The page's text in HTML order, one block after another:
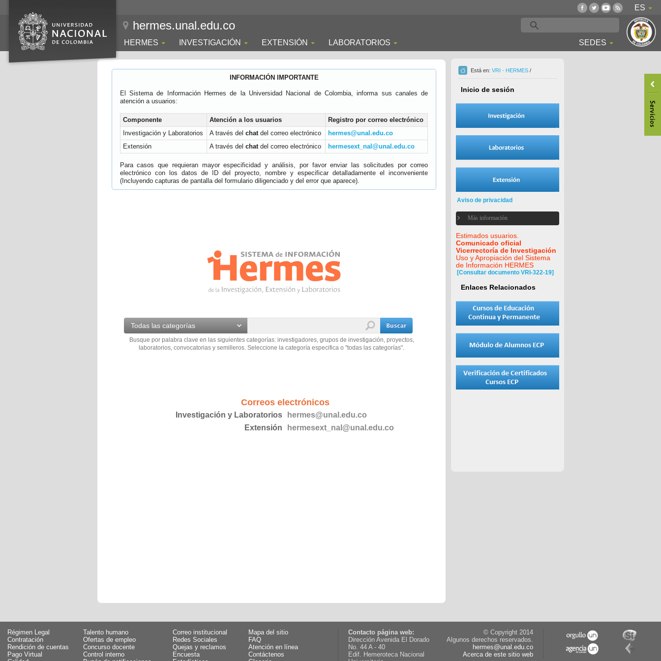
ES
hermes.unal.edu.co
HERMES INVESTIGACIÓN EXTENSIÓN LABORATORIOS SEDES
INFORMACIÓN IMPORTANTE
El Sistema de Información Hermes de la Universidad Nacional de Colombia, informa sus canales de
atención a usuarios:
Componente Atención a los usuarios
Registro por correo electrónico
Investigación y Laboratorios
A través del chatdel correo electrónico
hermes@unal.edu.co
Extensión
A través del chatdel correo electrónico hermesext_nal@unal.edu.co
Para casos que requieran mayor especificidad y análisis, por favor enviar las solicitudes por correo
electrónico con los datos de ID del proyecto, nombre y especificar detalladamente el inconveniente
(Incluyendo capturas de pantalla del formulario diligenciado y del error que aparece).
Todas las categorías
Busque por palabra clave en las siguientes categorías: investigadores, grupos de investigación, proyectos,
laboratorios, convocatorias y semilleros. Seleccione la categoría especifica o "todas las categorías".
Correos electrónicos
Investigación y Laboratorios
hermes@unal.edu.co
Extensión
hermesext_nal@unal.edu.co
Está en: VRI - HERMES /
Inicio de sesión
Aviso de privacidad
Más información
Estimados usuarios.
Comunicado oficial
Vicerrectoría de Investigación
Uso y Apropiación del Sistema
de Información HERMES
[Consultar documento VRI-322-19]
Enlaces Relacionados
Régimen Legal
Talento humano
Contratación
Ofertas de empleo
Rendición de cuentas
Concurso docente
Pago Virtual
Control interno
Correo institucional
Mapa del sitio
Redes Sociales
FAQ
Quejas y reclamos
Atención en línea
Encuesta
Contáctenos
Contacto página web:
Dirección Avenida El Dorado
No. 44 A - 40
Edif. Hemeroteca Nacional
© Copyright 2014
Algunos derechos reservados.
hermes@unal.edu.co
Acerca de este sitio web